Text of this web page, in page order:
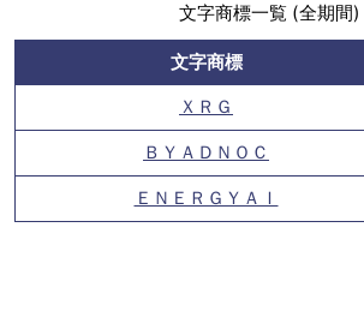
文字商標一覧 (全期間)
文字商標
ＸＲＧ
ＢＹＡＤＮＯＣ
ＥＮＥＲＧＹＡＩ